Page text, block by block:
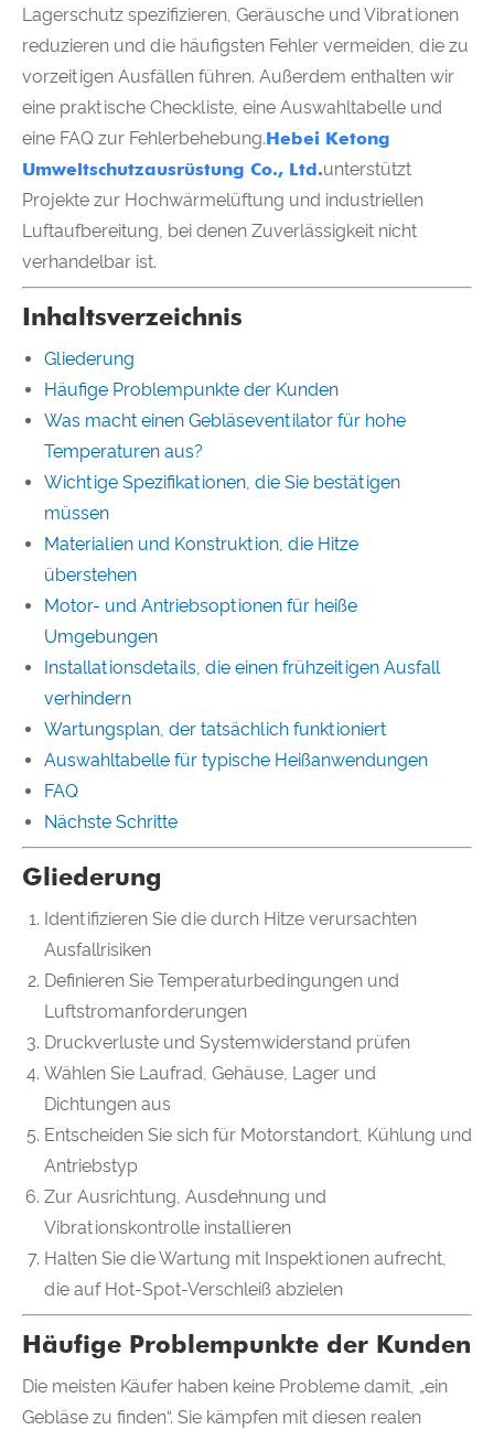
Lagerschutz spezifizieren, Geräusche und Vibrationen
reduzieren und die häufigsten Fehler vermeiden, die zu
vorzeitigen Ausfällen führen. Außerdem enthalten wir
eine praktische Checkliste, eine Auswahltabelle und
eine FAQ zur Fehlerbehebung.Hebei Ketong
Umweltschutzausrüstung Co., Ltd.unterstützt
Projekte zur Hochwärmelüftung und industriellen
Luftaufbereitung, bei denen Zuverlässigkeit nicht
verhandelbar ist.
Inhaltsverzeichnis
Gliederung
Häufige Problempunkte der Kunden
Was macht einen Gebläseventilator für hohe
Temperaturen aus?
Wichtige Spezifikationen, die Sie bestätigen
müssen
Materialien und Konstruktion, die Hitze
überstehen
Motor- und Antriebsoptionen für heiße
Umgebungen
Installationsdetails, die einen frühzeitigen Ausfall
verhindern
Wartungsplan, der tatsächlich funktioniert
Auswahltabelle für typische Heißanwendungen
FAQ
Nächste Schritte
Gliederung
Identifizieren Sie die durch Hitze verursachten
Ausfallrisiken
Definieren Sie Temperaturbedingungen und
Luftstromanforderungen
Druckverluste und Systemwiderstand prüfen
Wählen Sie Laufrad, Gehäuse, Lager und
Dichtungen aus
Entscheiden Sie sich für Motorstandort, Kühlung und
Antriebstyp
Zur Ausrichtung, Ausdehnung und
Vibrationskontrolle installieren
Halten Sie die Wartung mit Inspektionen aufrecht,
die auf Hot-Spot-Verschleiß abzielen
Häufige Problempunkte der Kunden
Die meisten Käufer haben keine Probleme damit, „ein
Gebläse zu finden“. Sie kämpfen mit diesen realen